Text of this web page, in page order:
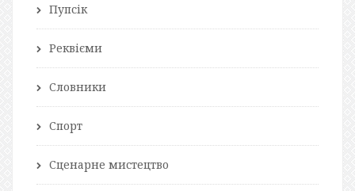
Пупсік
Реквієми
Словники
Спорт
Сценарне мистецтво